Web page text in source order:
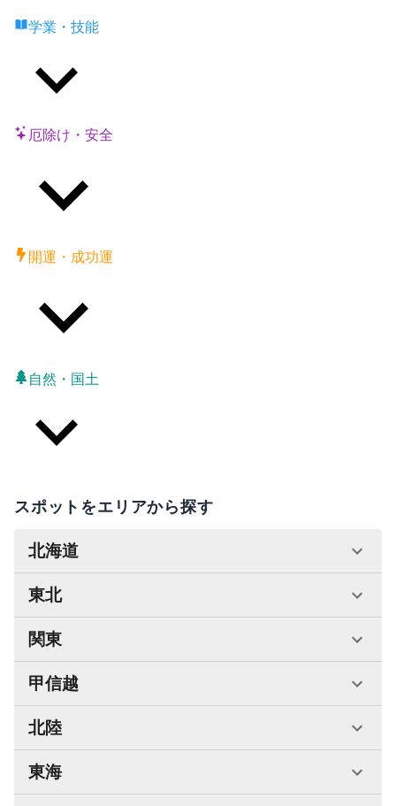
学業・技能
厄除け・安全
開運・成功運
自然・国土
スポットをエリアから探す
北海道
東北
関東
甲信越
北陸
東海